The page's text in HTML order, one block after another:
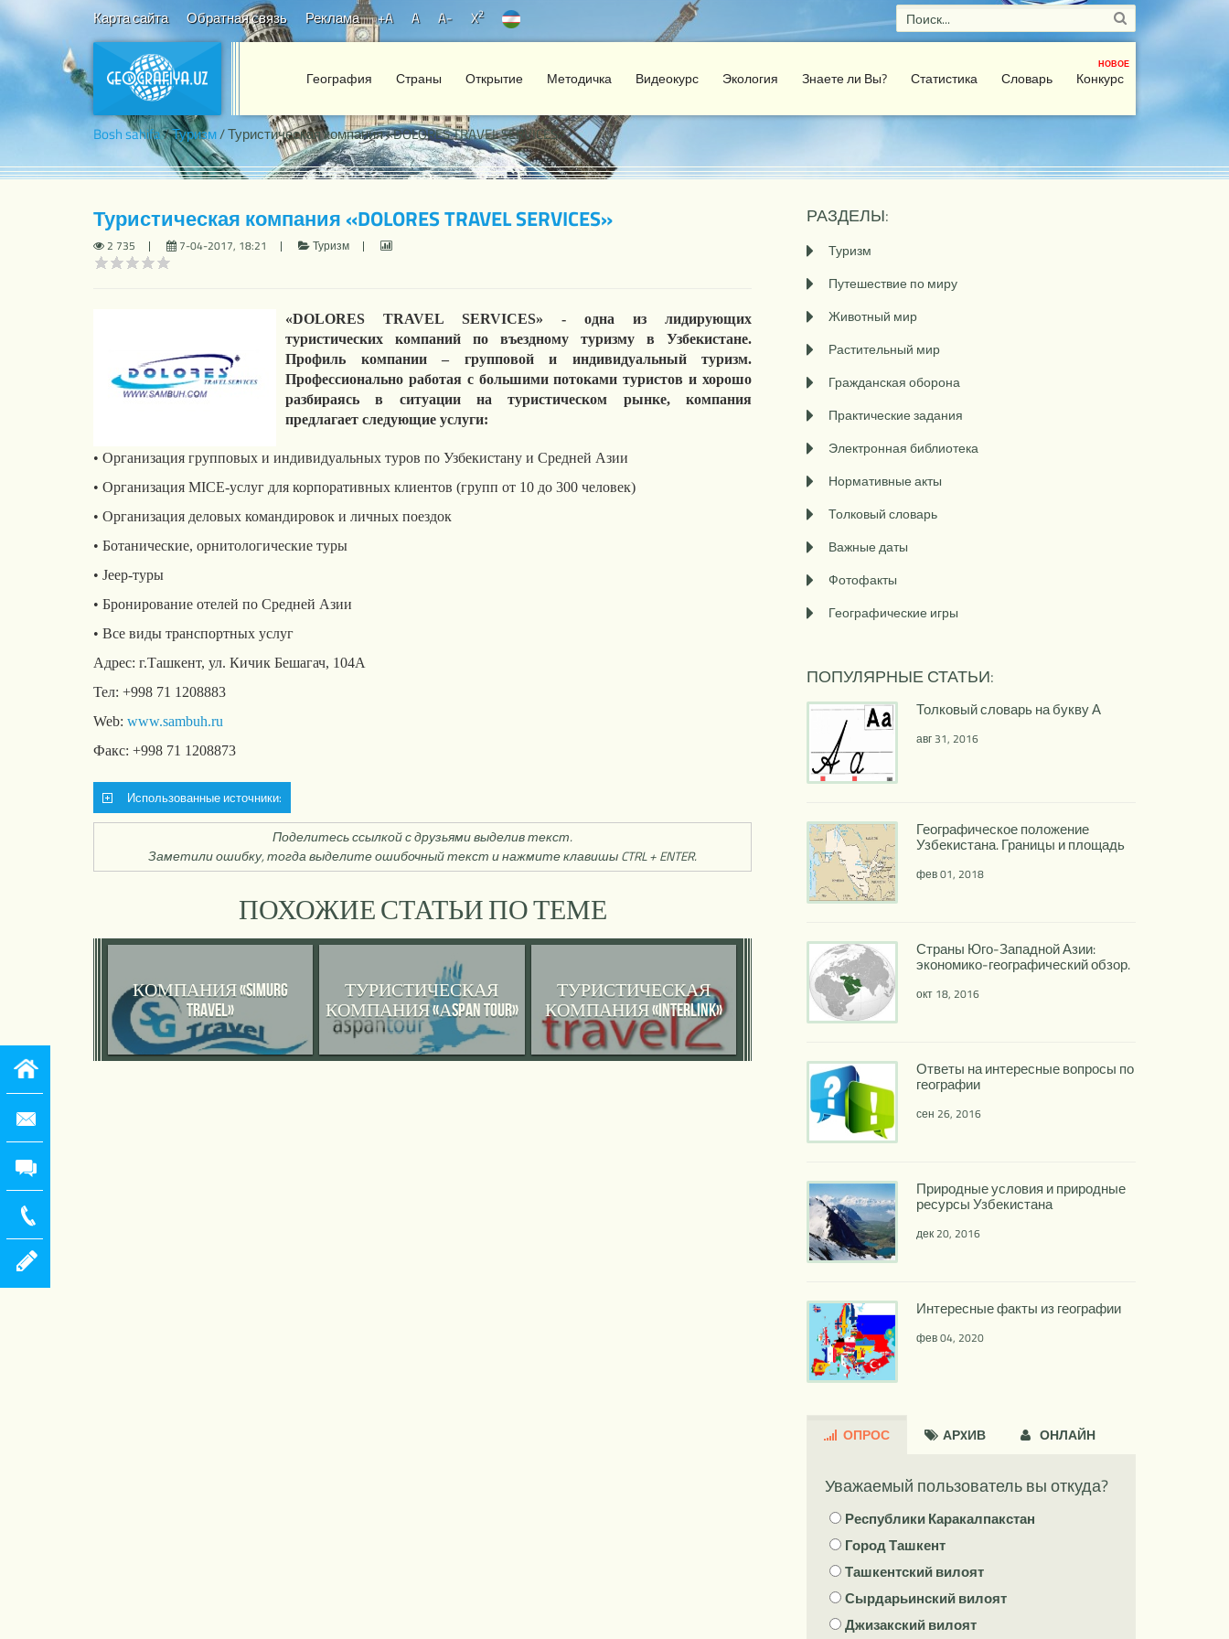
Карта сайта Обратная связь Реклама +A A A- X2
География Страны Открытие Методичка Видеокурс Экология Знаете ли Вы? Статистика Словарь Конкурс
НОВОЕ
Bosh sahifa/Туризм/ Туристическая компания «DOLORES TRAVEL SERVICES»
Туристическая компания «DOLORES TRAVEL SERVICES»
2 735 7-04-2017, 18:21 Туризм
«DOLORES TRAVEL SERVICES» - одна из лидирующих
туристических компаний по въездному туризму в Узбекистане.
Профиль компании – групповой и индивидуальный туризм.
Профессионально работая с большими потоками туристов и хорошо
разбираясь в ситуации на туристическом рынке, компания
предлагает следующие услуги:
• Организация групповых и индивидуальных туров по Узбекистану и Средней Азии
• Организация MICE-услуг для корпоративных клиентов (групп от 10 до 300 человек)
• Организация деловых командировок и личных поездок
• Ботанические, орнитологические туры
• Jeep-туры
• Бронирование отелей по Средней Азии
• Все виды транспортных услуг
Адрес: г.Ташкент, ул. Кичик Бешагач, 104A
Тел: +998 71 1208883
Web: www.sambuh.ru
Факс: +998 71 1208873
Использованные источники:
Поделитесь ссылкой с друзьями выделив текст.
Заметили ошибку, тогда выделите ошибочный текст и нажмите клавишы CTRL + ENTER.
ПОХОЖИЕ СТАТЬИ ПО ТЕМЕ
КОМПАНИЯ «SIMURG
TRAVEL»
ТУРИСТИЧЕСКАЯ
КОМПАНИЯ «АSPAN TOUR»
ТУРИСТИЧЕСКАЯ
КОМПАНИЯ «INTERLINK»
РАЗДЕЛЫ:
Туризм
Путешествие по миру
Животный мир
Растительный мир
Гражданская оборона
Практические задания
Электронная библиотека
Нормативные акты
Толковый словарь
Важные даты
Фотофакты
Географические игры
ПОПУЛЯРНЫЕ СТАТЬИ:
Толковый словарь на букву А
авг 31, 2016
Географическое положение
Узбекистана. Границы и площадь
фев 01, 2018
Страны Юго-Западной Азии:
экономико-географический обзор.
окт 18, 2016
Ответы на интересные вопросы по
географии
сен 26, 2016
Природные условия и природные
ресурсы Узбекистана
дек 20, 2016
Интересные факты из географии
фев 04, 2020
ОПРОС АРXИВ ОНЛАЙН
Уважаемый пользователь вы откуда?
Республики Каракалпакстан
Город Ташкент
Ташкентский вилоят
Сырдарьинский вилоят
Джизакский вилоят